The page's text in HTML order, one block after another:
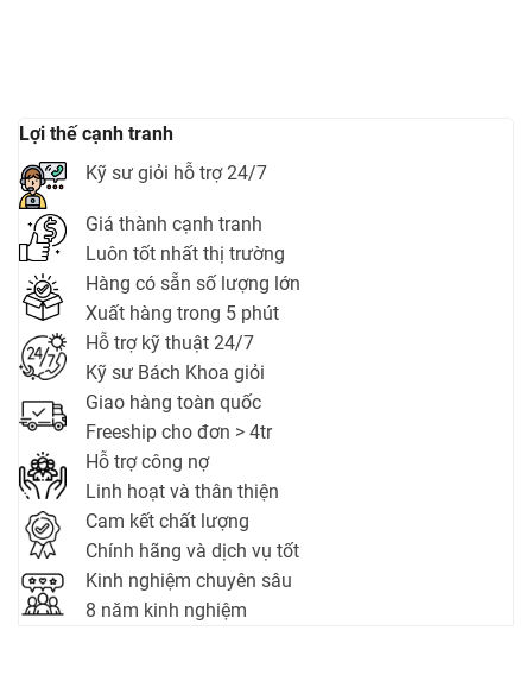
Lợi thế cạnh tranh
Kỹ sư giỏi hỗ trợ 24/7
Giá thành cạnh tranh
Luôn tốt nhất thị trường
Hàng có sẵn số lượng lớn
Xuất hàng trong 5 phút
Hỗ trợ kỹ thuật 24/7
Kỹ sư Bách Khoa giỏi
Giao hàng toàn quốc
Freeship cho đơn > 4tr
Hỗ trợ công nợ
Linh hoạt và thân thiện
Cam kết chất lượng
Chính hãng và dịch vụ tốt
Kinh nghiệm chuyên sâu
8 năm kinh nghiệm